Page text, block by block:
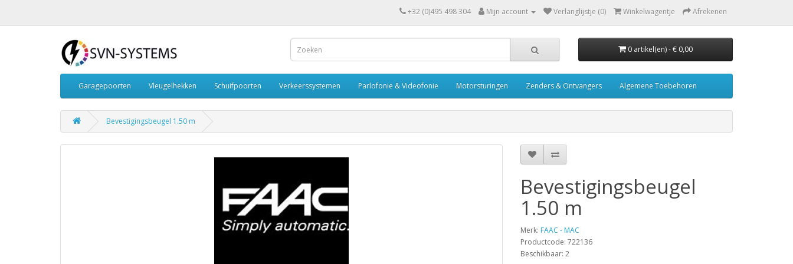
+32 (0)495 498 304 Mijn account Verlanglijstje (0) Winkelwagentje Afrekenen
0 artikel(en) - € 0,00
Garagepoorten Vleugelhekken Schuifpoorten Verkeerssystemen Parlofonie & Videofonie Motorsturingen Zenders & Ontvangers Algemene Toebehoren
Bevestigingsbeugel 1.50 m
Bevestigingsbeugel
1.50 m
Merk: FAAC - MAC
Productcode: 722136
Beschikbaar: 2